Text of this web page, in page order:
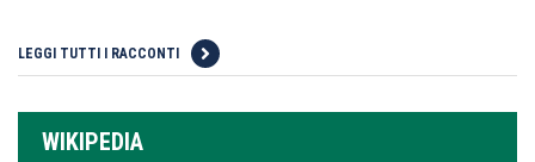
LEGGI TUTTI I RACCONTI
WIKIPEDIA